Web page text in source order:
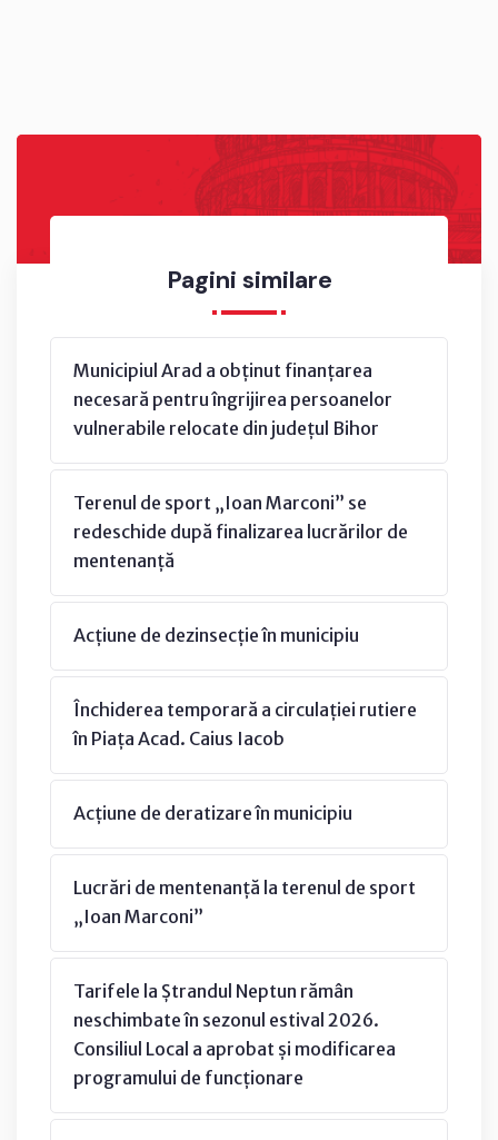
Pagini similare
Municipiul Arad a obținut finanțarea
necesară pentru îngrijirea persoanelor
vulnerabile relocate din județul Bihor
Terenul de sport „Ioan Marconi” se
redeschide după finalizarea lucrărilor de
mentenanță
Acțiune de dezinsecție în municipiu
Închiderea temporară a circulației rutiere
în Piața Acad. Caius Iacob
Acțiune de deratizare în municipiu
Lucrări de mentenanță la terenul de sport
„Ioan Marconi”
Tarifele la Ștrandul Neptun rămân
neschimbate în sezonul estival 2026.
Consiliul Local a aprobat și modificarea
programului de funcționare